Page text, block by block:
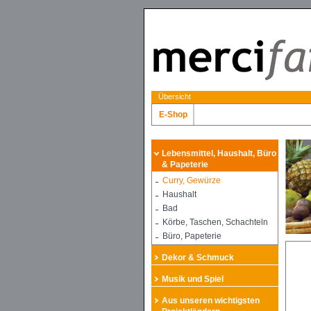
Übersicht
E-Shop
Lebensmittel, Haushalt, Büro
& Papeterie
Curry, Gewürze
Haushalt
Bad
Körbe, Taschen, Schachteln
Büro, Papeterie
Dekor & Schmuck
Musik und Spiel
Aus unseren wichtigsten